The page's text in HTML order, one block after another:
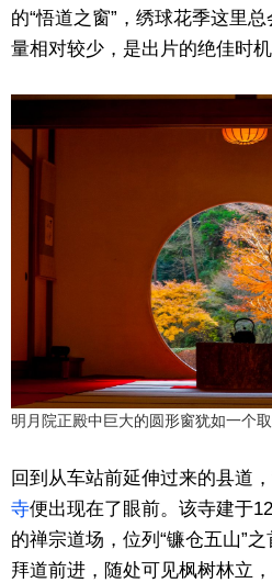
的“悟道之窗”，绣球花季这里
量相对较少，是出片的绝佳时机
明月院正殿中巨大的圆形窗犹如一个
回到从车站前延伸过来的县道
寺便出现在了眼前。该寺建于
的禅宗道场，位列“镰仓五山”
拜道前进，随处可见枫树林立